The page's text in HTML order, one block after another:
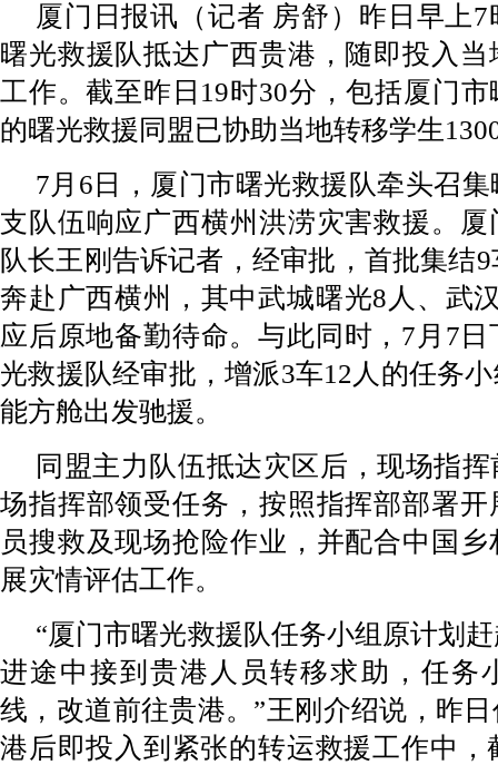
厦门日报讯（记者 房舒）昨日早上
曙光救援队抵达广西贵港，随即投入
工作。截至昨日19时30分，包括厦门
的曙光救援同盟已协助当地转移学生
7月6日，厦门市曙光救援队牵头召
支队伍响应广西横州洪涝灾害救援。
队长王刚告诉记者，经审批，首批集结
奔赴广西横州，其中武城曙光8人、武
应后原地备勤待命。与此同时，7月7
光救援队经审批，增派3车12人的任务
能方舱出发驰援。
同盟主力队伍抵达灾区后，现场指
场指挥部领受任务，按照指挥部部署
员搜救及现场抢险作业，并配合中国
展灾情评估工作。
“厦门市曙光救援队任务小组原计划
进途中接到贵港人员转移求助，任务
线，改道前往贵港。”王刚介绍说，昨
港后即投入到紧张的转运救援工作中，